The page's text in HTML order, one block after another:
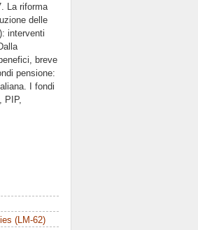
La riforma
delle
interventi
breve
pensione:
I fondi
PIP,
(LM-62)